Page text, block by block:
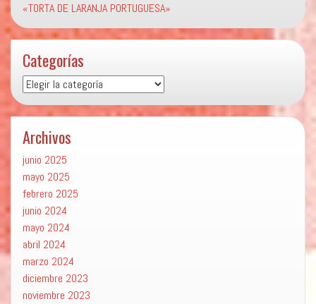
«TORTA DE LARANJA PORTUGUESA»
Categorías
Categorías
Archivos
junio 2025
mayo 2025
febrero 2025
junio 2024
mayo 2024
abril 2024
marzo 2024
diciembre 2023
noviembre 2023